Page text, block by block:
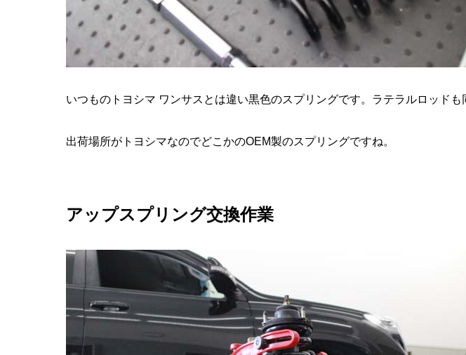
いつものトヨシマ ワンサスとは違い黒色のスプリングです。ラテラルロッドも
出荷場所がトヨシマなのでどこかのOEM製のスプリングですね。
アップスプリング交換作業